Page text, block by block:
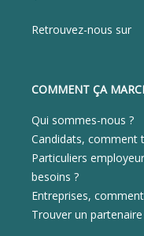
Retrouvez-nous sur
COMMENT ÇA
Qui sommes-nous ?
Candidats, comment
Particuliers
besoins ?
Entreprises,
Trouver un